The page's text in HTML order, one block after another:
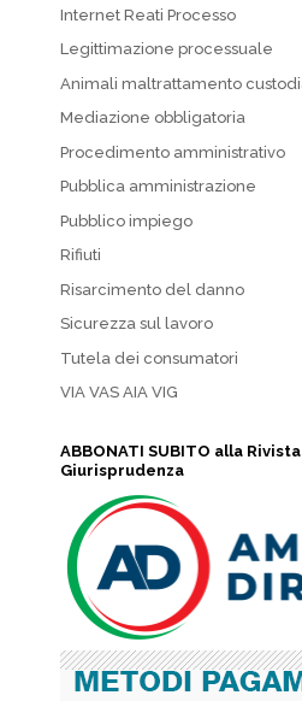
Internet Reati Processo
Legittimazione processuale
Animali maltrattamento
Mediazione obbligatoria
Procedimento amministrativo
Pubblica amministrazione
Pubblico impiego
Rifiuti
Risarcimento del danno
Sicurezza sul lavoro
Tutela dei consumatori
VIA VAS AIA VIG
ABBONATI SUBITO alla
Giurisprudenza